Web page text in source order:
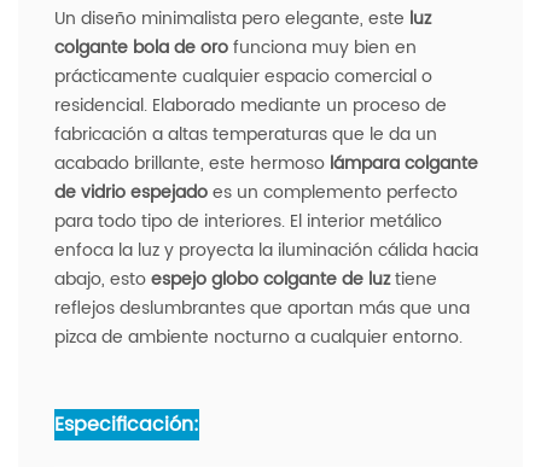
Un diseño minimalista pero elegante, este luz
colgante bola de orofunciona muy bien en
prácticamente cualquier espacio comercial o
residencial. Elaborado mediante un proceso de
fabricación a altas temperaturas que le da un
acabado brillante, este hermoso lámpara colgante
de vidrio espejadoes un complemento perfecto
para todo tipo de interiores. El interior metálico
enfoca la luz y proyecta la iluminación cálida hacia
abajo, estoespejo globo colgante de luztiene
reflejos deslumbrantes que aportan más que una
pizca de ambiente nocturno a cualquier entorno.
Especificación: